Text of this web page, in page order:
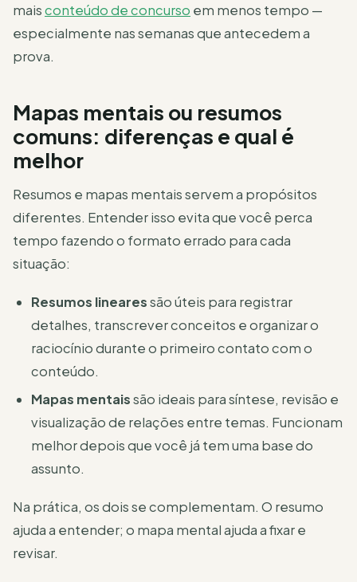
maisconteúdo de concurso em menos tempo —
especialmente nas semanas que antecedem a
prova.
Mapas mentais ou resumos
comuns: diferenças e qual é
melhor
Resumos e mapas mentais servem a propósitos
diferentes. Entender isso evita que você perca
tempo fazendo o formato errado para cada
situação:
Resumos linearessão úteis para registrar
detalhes, transcrever conceitos e organizar o
raciocínio durante o primeiro contato com o
conteúdo.
Mapas mentaissão ideais para síntese, revisão e
visualização de relações entre temas. Funcionam
melhor depois que você já tem uma base do
assunto.
Na prática, os dois se complementam. O resumo
ajuda a entender; o mapa mental ajuda a fixar e
revisar.